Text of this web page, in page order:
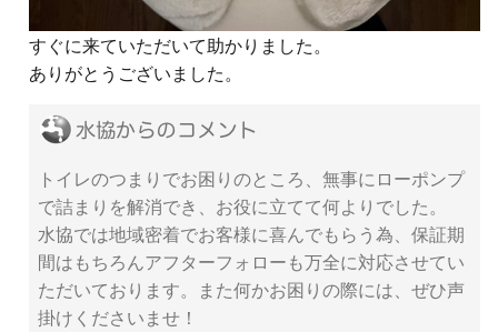
すぐに来ていただいて助かりました。
ありがとうございました。
トイレのつまりでお困りのところ、無事にローポンプ
で詰まりを解消でき、お役に立てて何よりでした。
水協では地域密着でお客様に喜んでもらう為、保証期
間はもちろんアフターフォローも万全に対応させてい
ただいております。また何かお困りの際には、ぜひ声
掛けくださいませ！